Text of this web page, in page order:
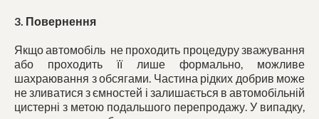
3. Повернення
Якщо автомобіль не проходить процедуру зважування
або проходить її лише формально, можливе
шахраювання з обсягами. Частина рідких добрив може
не зливатися з ємностей і залишається в автомобільній
цистерні з метою подальшого перепродажу. У випадку,